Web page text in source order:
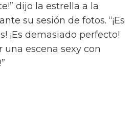
el primer tráiler de On
incluirá algunas
ardientes (y
las combinaciones de